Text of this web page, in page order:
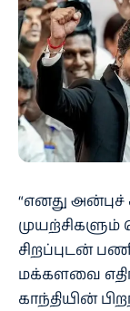
“எனது
சிறப்புடன்
மக்களவை
காந்தியின்